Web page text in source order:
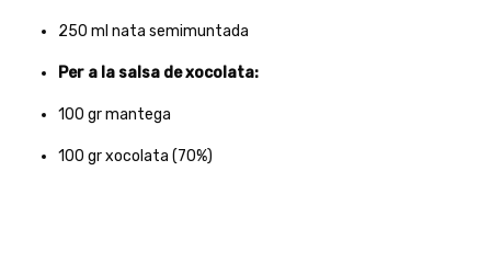
250 ml nata semimuntada
Per a la salsa de xocolata:
100 grmantega
100 grxocolata (70%)